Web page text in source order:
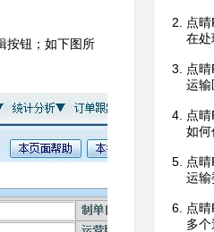
钮；如下图所
点
在处
点
运输
点
如何
点
运输
点
多个